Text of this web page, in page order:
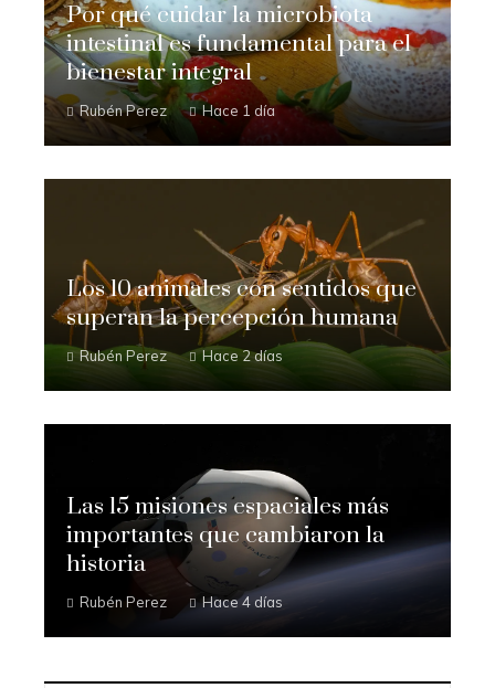
Por qué cuidar la microbiota
intestinal es fundamental para el
bienestar integral
Rubén Perez Hace 1 día
Los 10 animales con sentidos que
superan la percepción humana
Rubén Perez Hace 2 días
Las 15 misiones espaciales más
importantes que cambiaron la
historia
Rubén Perez Hace 4 días